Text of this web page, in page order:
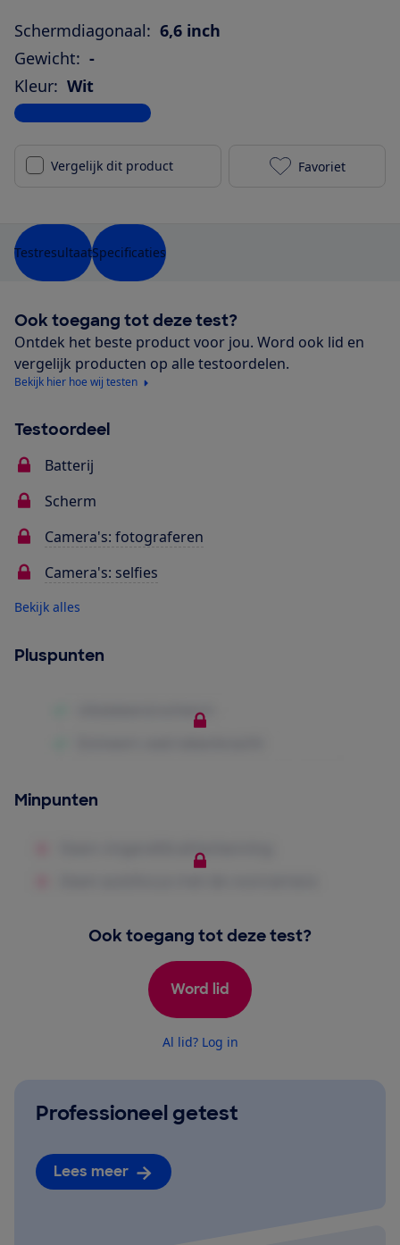
Schermdiagonaal: 6,6 inch
Gewicht: -
Kleur: Wit
Bekijk alle specificaties
Vergelijk dit product Xiaomi Mi 10
Favoriet
TestresultaatSpecificaties
Ook toegang tot deze test?
Ontdek het beste product voor jou. Word ook lid en
vergelijk producten op alle testoordelen.
Bekijk hier hoe wij testen
Testoordeel
Batterij
Scherm
Camera's: fotograferen
Camera's: selfies
Bekijk alles
Pluspunten
Minpunten
Ook toegang tot deze test?
Word lid
Al lid? Log in
Professioneel getest
Lees meer